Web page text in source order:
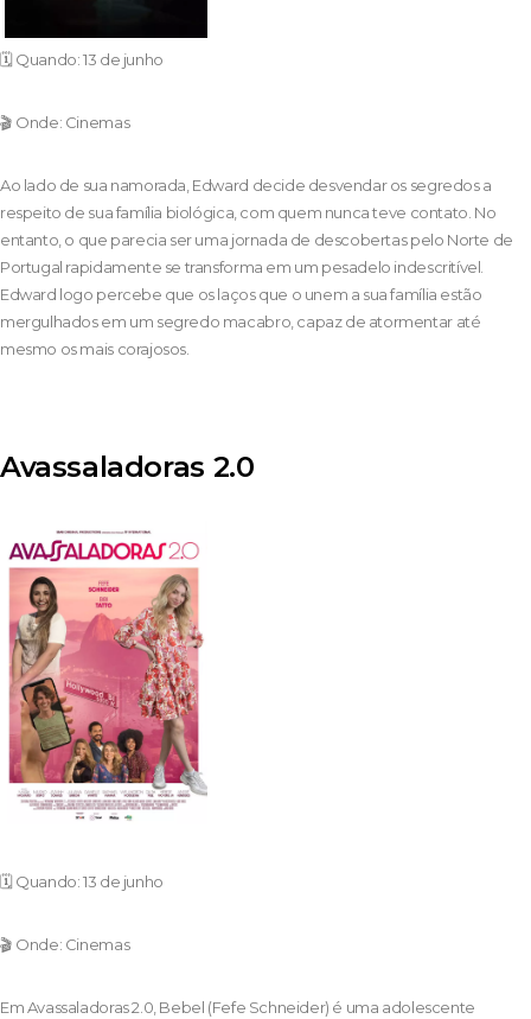
🗓️ Quando: 13 de junho
🎬 Onde: Cinemas
Ao lado de sua namorada, Edward decide desvendar os segredos a
respeito de sua família biológica, com quem nunca teve contato. No
entanto, o que parecia ser uma jornada de descobertas pelo Norte de
Portugal rapidamente se transforma em um pesadelo indescritível.
Edward logo percebe que os laços que o unem a sua família estão
mergulhados em um segredo macabro, capaz de atormentar até
mesmo os mais corajosos.
Avassaladoras 2.0
🗓️ Quando: 13 de junho
🎬 Onde: Cinemas
Em Avassaladoras 2.0, Bebel (Fefe Schneider) é uma adolescente